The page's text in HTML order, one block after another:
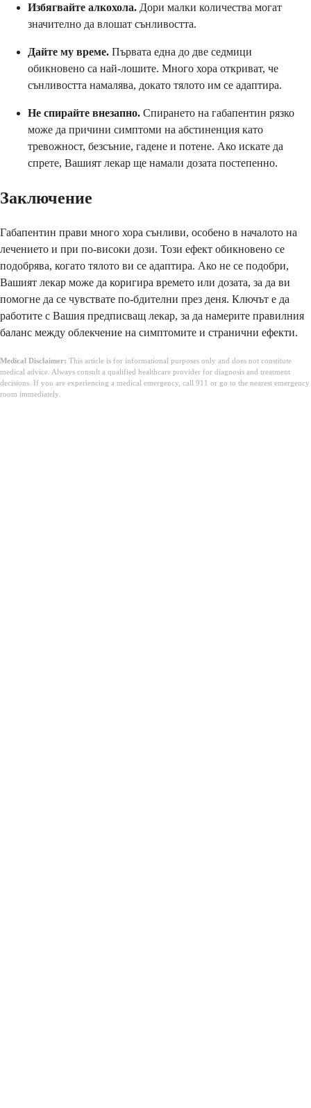
Избягвайте алкохола. Дори малки количества могат
значително да влошат сънливостта.
Дайте му време. Първата една до две седмици
обикновено са най-лошите. Много хора откриват, че
сънливостта намалява, докато тялото им се адаптира.
Не спирайте внезапно. Спирането на габапентин рязко
може да причини симптоми на абстиненция като
тревожност, безсъние, гадене и потене. Ако искате да
спрете, Вашият лекар ще намали дозата постепенно.
Заключение
Габапентин прави много хора сънливи, особено в началото на
лечението и при по-високи дози. Този ефект обикновено се
подобрява, когато тялото ви се адаптира. Ако не се подобри,
Вашият лекар може да коригира времето или дозата, за да ви
помогне да се чувствате по-бдителни през деня. Ключът е да
работите с Вашия предписващ лекар, за да намерите правилния
баланс между облекчение на симптомите и странични ефекти.
Medical Disclaimer: This article is for informational purposes only and does not constitute
medical advice. Always consult a qualified healthcare provider for diagnosis and treatment
decisions. If you are experiencing a medical emergency, call 911 or go to the nearest emergency
room immediately.